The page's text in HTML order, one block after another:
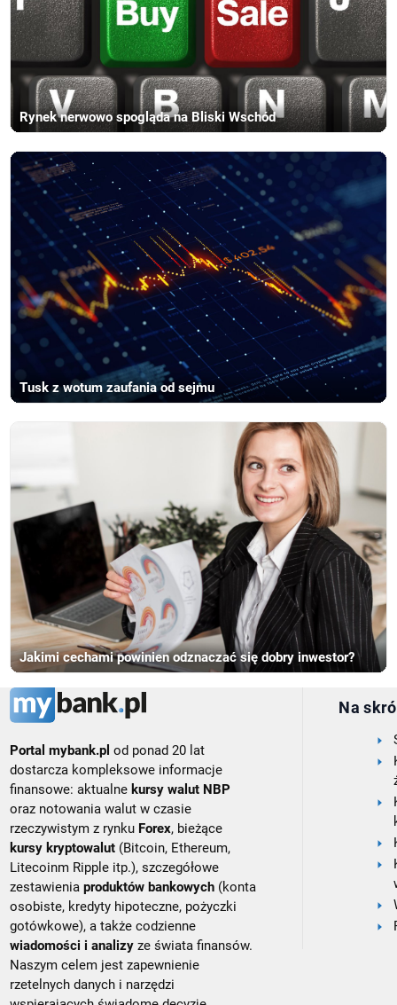
Rynek nerwowo spogląda na Bliski Wschód
Tusk z wotum zaufania od sejmu
Jakimi cechami powinien odznaczać się dobry inwestor?
Portal mybank.pl od ponad 20 lat
dostarcza kompleksowe informacje
finansowe: aktualne kursy walut NBP
oraz notowania walut w czasie
rzeczywistym z rynku Forex, bieżące
kursy kryptowalut (Bitcoin, Ethereum,
Litecoinm Ripple itp.), szczegółowe
zestawieniaproduktów bankowych (konta
osobiste, kredyty hipoteczne, pożyczki
gotówkowe), a także codzienne
wiadomości i analizy ze świata finansów.
Naszym celem jest zapewnienie
rzetelnych danych i narzędzi
Na